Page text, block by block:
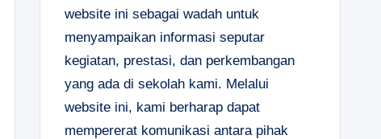
website ini sebagai wadah untuk
menyampaikan informasi seputar
kegiatan, prestasi, dan perkembangan
yang ada di sekolah kami. Melalui
website ini, kami berharap dapat
mempererat komunikasi antara pihak